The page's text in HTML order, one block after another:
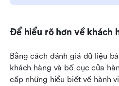
Để hiểu rõ hơn về khách
Bằng cách đánh giá dữ liệu
khách hàng và bố cục cửa
cấp những hiểu biết về hành